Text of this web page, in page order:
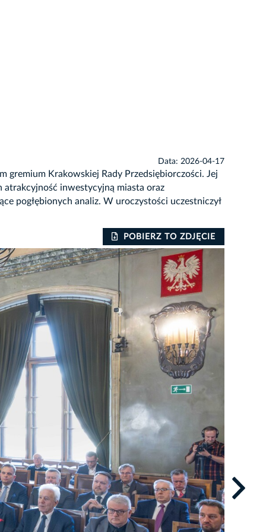
Data: 2026-04-17
gremium Krakowskiej Rady Przedsiębiorczości. Jej
atrakcyjność inwestycyjną miasta oraz
pogłębionych analiz. W uroczystości uczestniczył
POBIERZ TO ZDJĘCIE